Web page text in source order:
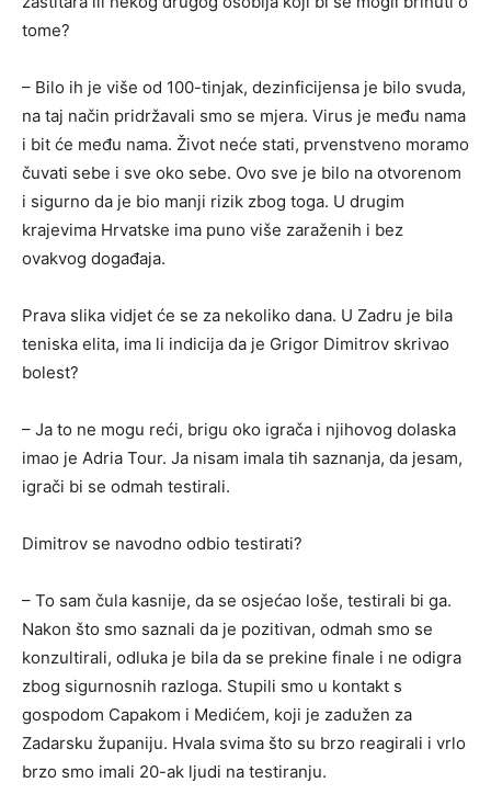
tome?
– Bilo ih je više od 100-tinjak, dezinficijensa je bilo svuda,
na taj način pridržavali smo se mjera. Virus je među nama
i bit će među nama. Život neće stati, prvenstveno moramo
čuvati sebe i sve oko sebe. Ovo sve je bilo na otvorenom
i sigurno da je bio manji rizik zbog toga. U drugim
krajevima Hrvatske ima puno više zaraženih i bez
ovakvog događaja.
Prava slika vidjet će se za nekoliko dana. U Zadru je bila
teniska elita, ima li indicija da je Grigor Dimitrov skrivao
bolest?
– Ja to ne mogu reći, brigu oko igrača i njihovog dolaska
imao je Adria Tour. Ja nisam imala tih saznanja, da jesam,
igrači bi se odmah testirali.
Dimitrov se navodno odbio testirati?
– To sam čula kasnije, da se osjećao loše, testirali bi ga.
Nakon što smo saznali da je pozitivan, odmah smo se
konzultirali, odluka je bila da se prekine finale i ne odigra
zbog sigurnosnih razloga. Stupili smo u kontakt s
gospodom Capakom i Medićem, koji je zadužen za
Zadarsku županiju. Hvala svima što su brzo reagirali i vrlo
brzo smo imali 20-ak ljudi na testiranju.